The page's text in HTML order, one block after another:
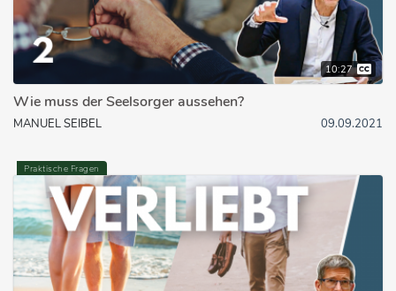
10:27
Wie muss der Seelsorger aussehen?
MANUEL SEIBEL 09.09.2021
Praktische Fragen